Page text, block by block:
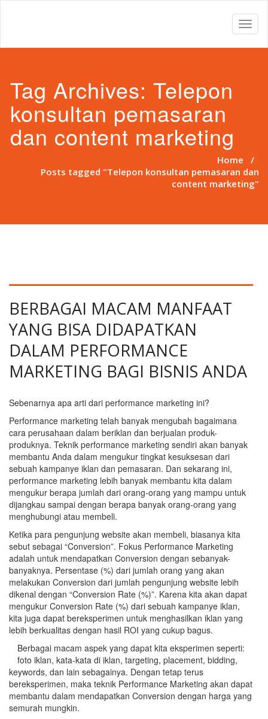
Tag Archives:Telepon
konsultan pemasaran
dan content marketing
Home /
Posts tagged "Telepon konsultan pemasaran dan
content marketing"
BERBAGAI MACAM MANFAAT
YANG BISA DIDAPATKAN
DALAM PERFORMANCE
MARKETING BAGI BISNIS ANDA
Sebenarnya apa arti dari performance marketing ini?
Performance marketing telah banyak mengubah bagaimana
cara perusahaan dalam beriklan dan berjualan produk-
produknya. Teknik performance marketing sendiri akan banyak
membantu Anda dalam mengukur tingkat kesuksesan dari
sebuah kampanye iklan dan pemasaran. Dan sekarang ini,
performance marketing lebih banyak membantu kita dalam
mengukur berapa jumlah dari orang-orang yang mampu untuk
dijangkau sampai dengan berapa banyak orang-orang yang
menghubungi atau membeli.
Ketika para pengunjung website akan membeli, biasanya kita
sebut sebagai “Conversion”. Fokus Performance Marketing
adalah untuk mendapatkan Conversion dengan sebanyak-
banyaknya. Persentase (%) dari jumlah orang yang akan
melakukan Conversion dari jumlah pengunjung website lebih
dikenal dengan “Conversion Rate (%)”. Karena kita akan dapat
mengukur Conversion Rate (%) dari sebuah kampanye iklan,
kita juga dapat bereksperimen untuk menghasilkan iklan yang
lebih berkualitas dengan hasil ROI yang cukup bagus.
Berbagai macam aspek yang dapat kita eksperimen seperti:
foto iklan, kata-kata di iklan, targeting, placement, bidding,
keywords, dan lain sebagainya. Dengan tetap terus
bereksperimen, maka teknik Performance Marketing akan dapat
membantu dalam mendapatkan Conversion dengan harga yang
semurah mungkin.